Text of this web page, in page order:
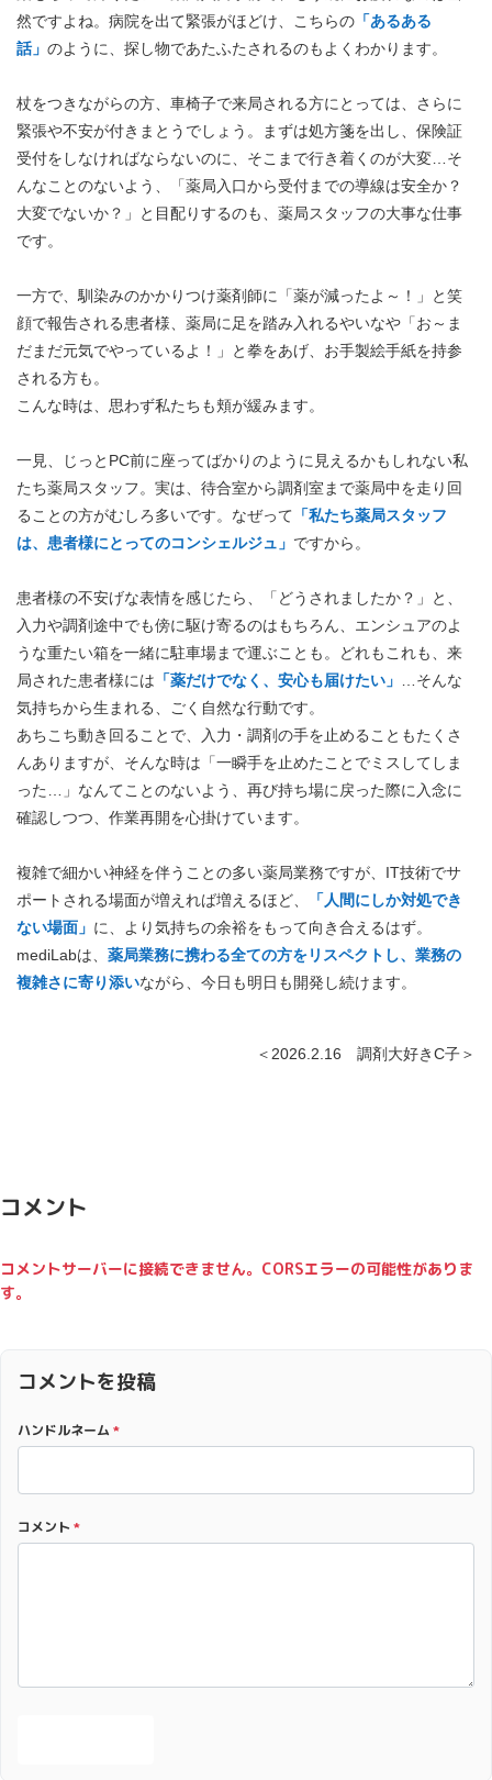
然ですよね。病院を出て緊張がほどけ、こちらの 「あるある
話」 のように、探し物であたふたされるのもよくわかります。
杖をつきながらの方、車椅子で来局される方にとっては、さらに
緊張や不安が付きまとうでしょう。まずは処方箋を出し、保険証
受付をしなければならないのに、そこまで行き着くのが大変…そ
んなことのないよう、「薬局入口から受付までの導線は安全か？
大変でないか？」と目配りするのも、薬局スタッフの大事な仕事
です。
一方で、馴染みのかかりつけ薬剤師に「薬が減ったよ～！」と笑
顔で報告される患者様、薬局に足を踏み入れるやいなや「お～ま
だまだ元気でやっているよ！」と拳をあげ、お手製絵手紙を持参
される方も。
こんな時は、思わず私たちも頬が緩みます。
一見、じっとPC前に座ってばかりのように見えるかもしれない私
たち薬局スタッフ。実は、待合室から調剤室まで薬局中を走り回
ることの方がむしろ多いです。なぜって 「私たち薬局スタッフ
は、患者様にとってのコンシェルジュ」 ですから。
患者様の不安げな表情を感じたら、「どうされましたか？」と、
入力や調剤途中でも傍に駆け寄るのはもちろん、エンシュアのよ
うな重たい箱を一緒に駐車場まで運ぶことも。どれもこれも、来
局された患者様には 「薬だけでなく、安心も届けたい」
…そんな
気持ちから生まれる、ごく自然な行動です。
あちこち動き回ることで、入力・調剤の手を止めることもたくさ
んありますが、そんな時は「一瞬手を止めたことでミスしてしま
った…」なんてことのないよう、再び持ち場に戻った際に入念に
確認しつつ、作業再開を心掛けています。
複雑で細かい神経を伴うことの多い薬局業務ですが、IT技術でサ
ポートされる場面が増えれば増えるほど、
「人間にしか対処でき
ない場面」 に、より気持ちの余裕をもって向き合えるはず。
mediLabは、 薬局業務に携わる全ての方をリスペクトし、業務の
複雑さに寄り添いながら、今日も明日も開発し続けます。
＜2026.2.16 調剤大好きC子＞
コメント
コメントサーバーに接続できません。CORSエラーの可能性がありま
す。
コメントを投稿
ハンドルネーム *
コメント *